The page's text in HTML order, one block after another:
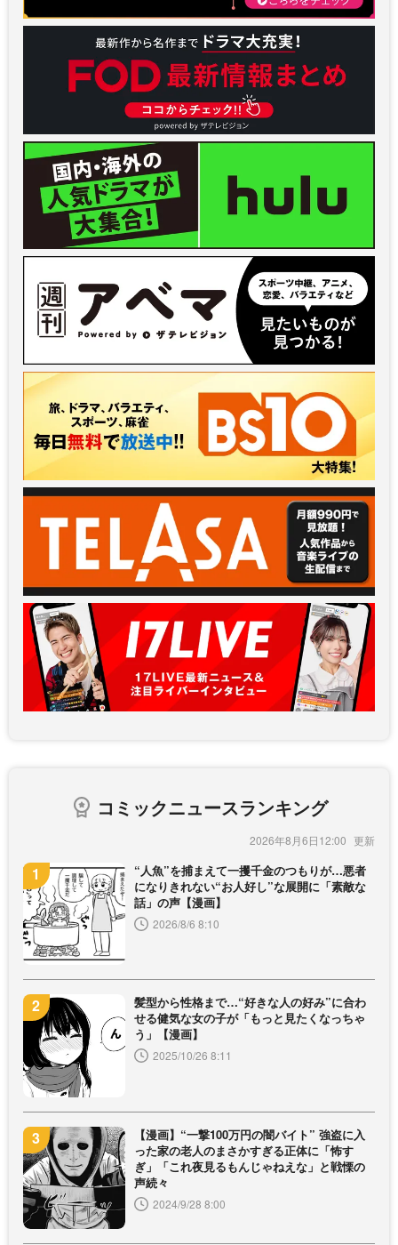
コミックニュースランキング
2026年8月6日12:00
“人魚”を捕まえて一攫千金のつもりが…悪者
になりきれない“お人好し”な展開に「素敵な
話」の声【漫画】
2026/8/6 8:10
髪型から性格まで…“好きな人の好み”に合わ
せる健気な女の子が「もっと見たくなっちゃ
う」【漫画】
2025/10/26 8:11
【漫画】“一撃100万円の闇バイト” 強盗に入
った家の老人のまさかすぎる正体に「怖す
ぎ」「これ夜見るもんじゃねえな」と戦慄の
声続々
2024/9/28 8:00